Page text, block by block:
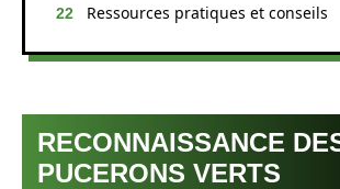
Ressources pratiques et conseils
RECONNAISSANCE
PUCERONS VERTS